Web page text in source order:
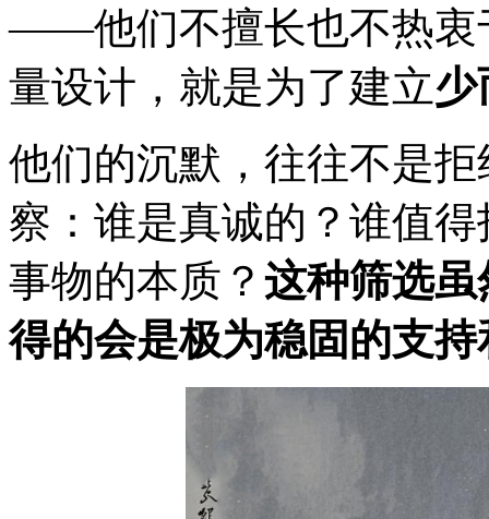
——他们不擅长也不热衷
量设计，就是为了建立少
他们的沉默，往往不是
察：谁是真诚的？谁值
事物的本质？ 这种筛选
得的会是极为稳固的支